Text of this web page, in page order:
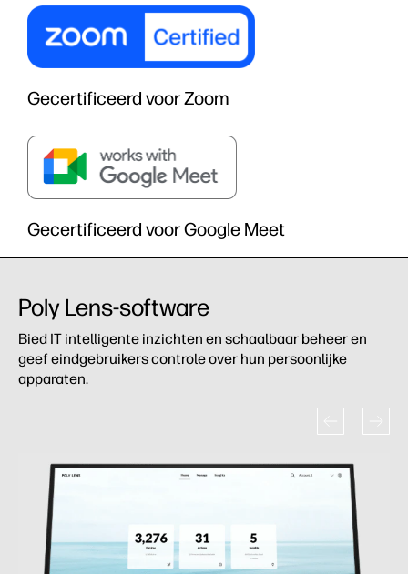
Gecertificeerd voor Zoom
Gecertificeerd voor Google Meet
Poly Lens-software
Bied IT intelligente inzichten en schaalbaar beheer en
geef eindgebruikers controle over hun persoonlijke
apparaten.